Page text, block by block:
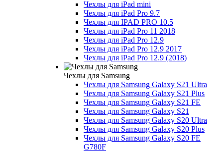
Чехлы для iPad mini
Чехлы для iPad Pro 9.7
Чехлы для IPAD PRO 10.5
Чехлы для iPad Pro 11 2018
Чехлы для iPad Pro 12.9
Чехлы для iPad Pro 12.9 2017
Чехлы для iPad Pro 12.9 (2018)
Чехлы для Samsung
Чехлы для Samsung Galaxy S21 Ultra
Чехлы для Samsung Galaxy S21 Plus
Чехлы для Samsung Galaxy S21 FE
Чехлы для Samsung Galaxy S21
Чехлы для Samsung Galaxy S20 Ultra
Чехлы для Samsung Galaxy S20 Plus
Чехлы для Samsung Galaxy S20 FE
G780F